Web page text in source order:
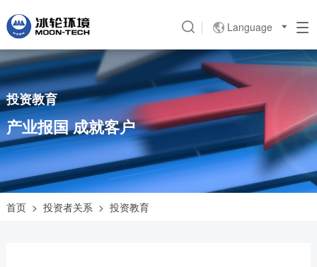
Language 
投资教育
产业报国 成就客户
首页 > 投资者关系 > 投资教育